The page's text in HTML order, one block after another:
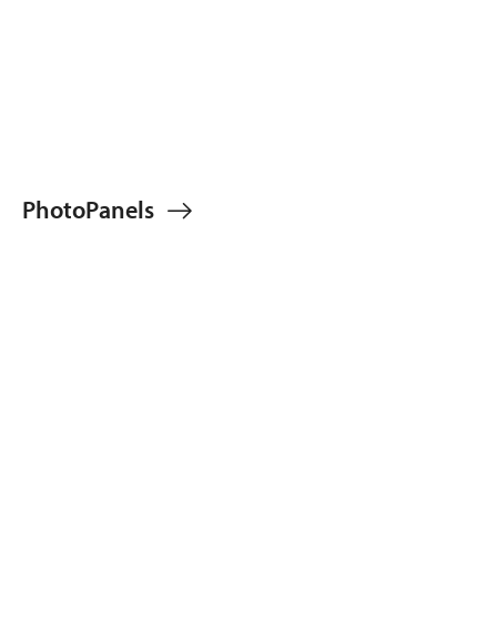
PhotoPanels